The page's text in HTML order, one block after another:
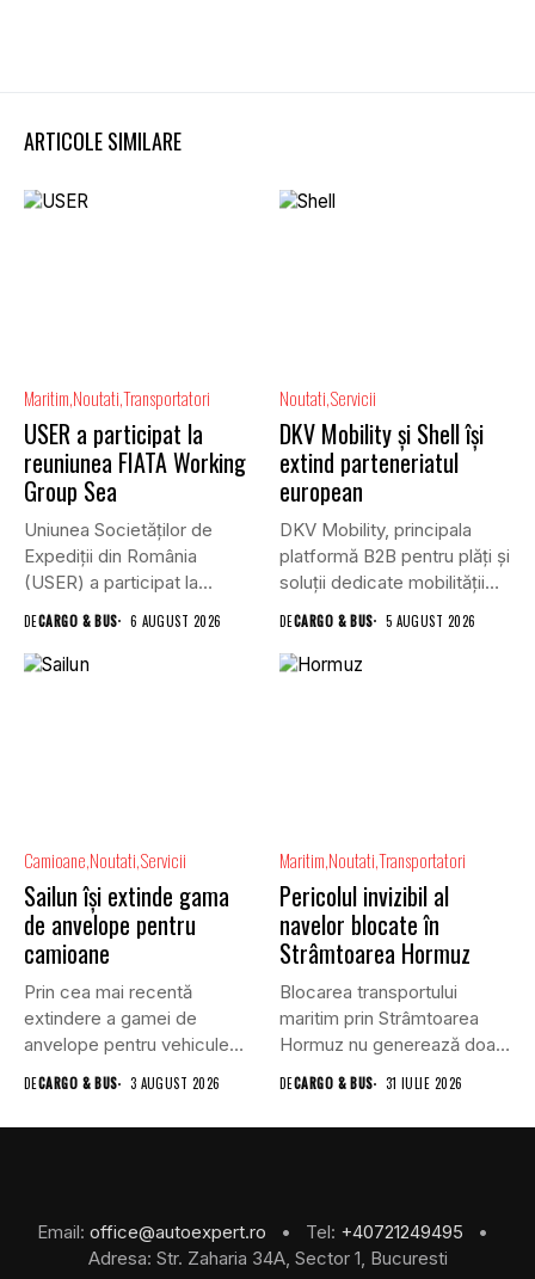
ARTICOLE SIMILARE
Maritim NoutatiTransportatori
USER a participat la
reuniunea FIATA Working
Group Sea
Uniunea Societăților de
Expediții din România
(USER) a participat la
DECARGO & BUS 6 AUGUST 2026
Noutati Servicii
DKV Mobility și Shell își
extind parteneriatul
european
DKV Mobility, principala
platformă B2B pentru plăți și
soluții dedicate mobilității
DECARGO & BUS 5 AUGUST 2026
Camioane Noutati Servicii
Sailun își extinde gama
de anvelope pentru
camioane
Prin cea mai recentă
extindere a gamei de
anvelope pentru vehicule
comerciale,...
DECARGO & BUS 3 AUGUST 2026
Maritim NoutatiTransportatori
Pericolul invizibil al
navelor blocate în
Strâmtoarea Hormuz
Blocarea transportului
maritim prin Strâmtoarea
Hormuz nu generează doar
efecte economice și...
DECARGO & BUS 31 IULIE 2026
Email: office@autoexpert.ro • Tel: +40721249495
•
Adresa: Str. Zaharia 34A, Sector 1, Bucuresti